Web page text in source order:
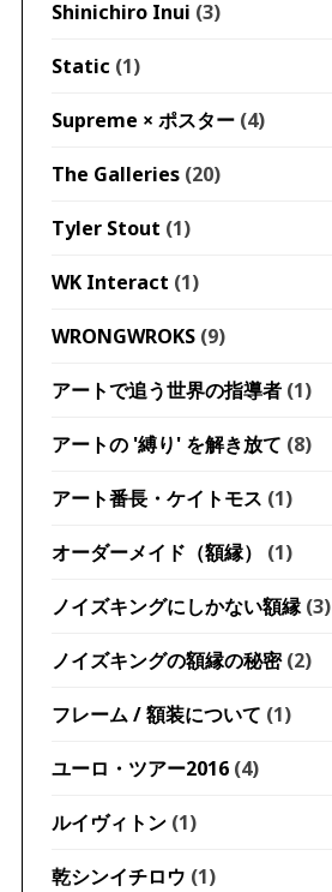
Shinichiro Inui (3)
Static (1)
Supreme × ポスター(4)
The Galleries(20)
Tyler Stout (1)
WK Interact (1)
WRONGWROKS(9)
アートで追う世界の指導者(1)
アートの '縛り' を解き放て (8)
アート番長・ケイトモス (1)
オーダーメイド（額縁） (1)
ノイズキングにしかない額縁(3)
ノイズキングの額縁の秘密(2)
フレーム / 額装について (1)
ユーロ・ツアー2016(4)
ルイヴィトン(1)
乾シンイチロウ (1)